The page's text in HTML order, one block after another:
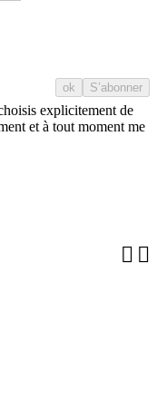
explicitement de
et à tout moment me
 